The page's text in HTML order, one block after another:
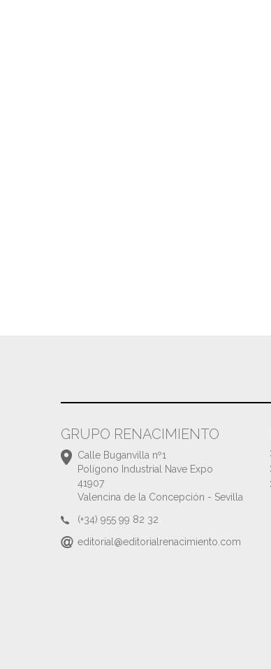
GRUPO RENACIMIENTO
Calle Buganvilla nº1
Polígono Industrial Nave Expo
41907
Valencina de la Concepción - Sevilla
(+34) 955 99 82 32
editorial@editorialrenacimiento.com